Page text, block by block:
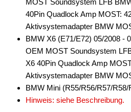
MOST Soundsystem LFB
40Pin Quadlock Amp MOST:
Aktivsystemadapter BMW
BMW X6 (E71/E72) 05/2008 -
OEM MOST Soundsystem
X6 40Pin Quadlock Amp
Aktivsystemadapter BMW
BMW Mini (R55/R56/R57/R58/
Hinweis: siehe Beschreibung.